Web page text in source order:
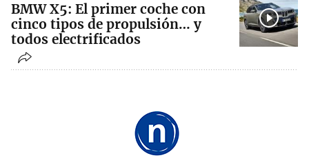
BMW X5: El primer coche con
cinco tipos de propulsión… y
todos electrificados